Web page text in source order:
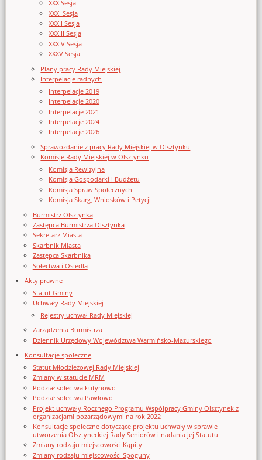
XXX Sesja
XXXI Sesja
XXXII Sesja
XXXIII Sesja
XXXIV Sesja
XXXV Sesja
Plany pracy Rady Miejskiej
Interpelacje radnych
Interpelacje 2019
Interpelacje 2020
Interpelacje 2021
Interpelacje 2024
Interpelacje 2026
Sprawozdanie z pracy Rady Miejskiej w Olsztynku
Komisje Rady Miejskiej w Olsztynku
Komisja Rewizyjna
Komisja Gospodarki i Budżetu
Komisja Spraw Społecznych
Komisja Skarg, Wniosków i Petycji
Burmistrz Olsztynka
Zastępca Burmistrza Olsztynka
Sekretarz Miasta
Skarbnik Miasta
Zastępca Skarbnika
Sołectwa i Osiedla
Akty prawne
Statut Gminy
Uchwały Rady Miejskiej
Rejestry uchwał Rady Miejskiej
Zarządzenia Burmistrza
Dziennik Urzędowy Województwa Warmińsko-Mazurskiego
Konsultacje społeczne
Statut Młodzieżowej Rady Miejskiej
Zmiany w statucie MRM
Podział sołectwa Łutynowo
Podział sołectwa Pawłowo
Projekt uchwały Rocznego Programu Współpracy Gminy Olsztynek z
organizacjami pozarządowymi na rok 2022
Konsultacje społeczne dotyczące projektu uchwały w sprawie
utworzenia Olsztyneckiej Rady Seniorów i nadania jej Statutu
Zmiany rodzaju miejscowości Kąpity
Zmiany rodzaju miejscowości Spoguny